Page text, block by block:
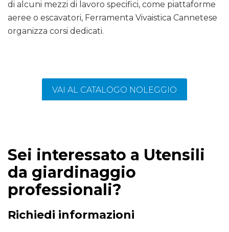
di alcuni mezzi di lavoro specifici, come piattaforme
aeree o escavatori, Ferramenta Vivaistica Cannetese
organizza corsi dedicati.
VAI AL CATALOGO NOLEGGIO
Sei interessato a Utensili
da giardinaggio
professionali?
Richiedi informazioni